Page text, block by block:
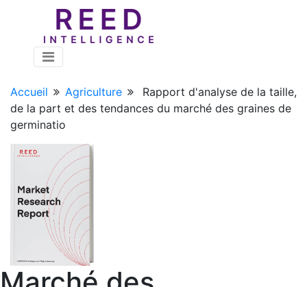
Accueil Agriculture
Rapport d'analyse de la taille,
de la part et des tendances du marché des graines de
germinatio